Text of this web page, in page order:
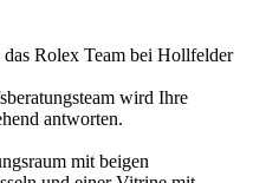
Rolex Team bei Hollfelder
wird Ihre
antworten.